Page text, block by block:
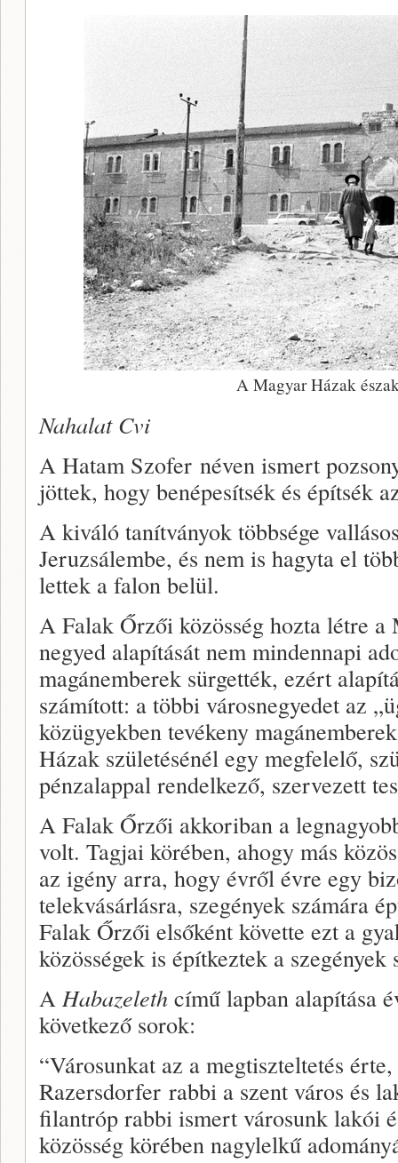
A Magyar Házak
Nahalat Cvi
A Hatam Szofer néven ismert
jöttek, hogy benépesítsék és építsék
A kiváló tanítványok többsége
Jeruzsálembe, és nem is hagyta el
lettek a falon belül.
A Falak Őrzői közösség hozta létre a
negyed alapítását nem mindennapi
magánemberek sürgették, ezért
számított: a többi városnegyedet az
közügyekben tevékeny
Házak születésénél egy megfelelő,
pénzalappal rendelkező, szervezett
A Falak Őrzői akkoriban a
volt. Tagjai körében, ahogy más
az igény arra, hogy évről évre egy
telekvásárlásra, szegények számára
Falak Őrzői elsőként követte ezt a
közösségek is építkeztek a szegények
A Habazeleth című lapban alapítása
következő sorok:
“Városunkat az a megtiszteltetés
Razersdorfer rabbi a szent város és
filantróp rabbi ismert városunk lakói
közösség körében nagylelkű